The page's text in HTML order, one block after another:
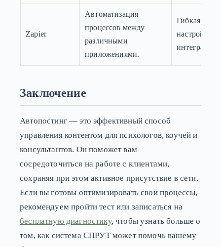
Zapier
Автоматизация
процессов между
различными
приложениями.
Гибкая
настройка
интеграций.
Заключение
Автопостинг — это эффективный способ
управления контентом для психологов, коучей и
консультантов. Он поможет вам
сосредоточиться на работе с клиентами,
сохраняя при этом активное присутствие в сети.
Если вы готовы оптимизировать свои процессы,
рекомендуем пройти тест или записаться на
бесплатную диагностику, чтобы узнать больше о
том, как система СПРУТ может помочь вашему